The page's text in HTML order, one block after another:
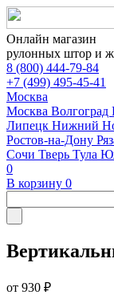
Онлайн магазин
рулонных штор и
8 (800) 444-79-84
+7 (499) 495-45-41
Москва
Москва Волгоград
Липецк Нижний
Ростов-на-Дону
Сочи Тверь Тула
0
В корзину 0
от 930 ₽